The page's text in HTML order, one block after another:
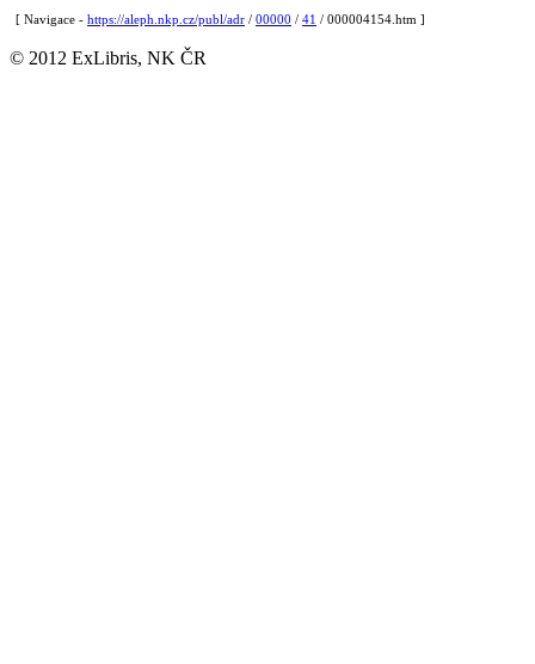
[ Navigace - https://aleph.nkp.cz/publ/adr / 00000 / 41 / 000004154.htm ]
© 2012 ExLibris, NK ČR